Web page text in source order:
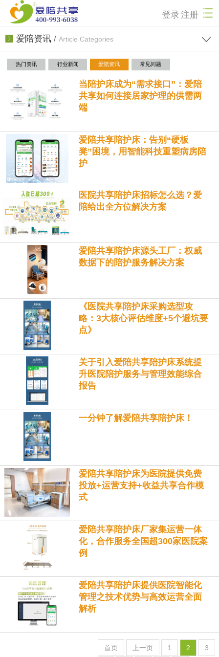
登录 注册
爱陪资讯 / Article Categories
热门资讯 行业新闻 爱陪资讯 常见问题
当陪护床成为“需求接口”：爱陪
共享如何连接居家护理的供需两
端
爱陪共享陪护床：告别“硬板
凳”困境，用智能科技重塑病房陪
护
医院共享陪护床招标怎么选？爱
陪给出全方位解决方案
爱陪共享陪护床源头工厂：权威
数据下的陪护服务解决方案
《医院共享陪护床采购选型攻
略：3大核心评估维度+5个避坑要
点》
关于引入爱陪共享陪护床系统提
升医院陪护服务与管理效能综合
报告
一分钟了解爱陪共享陪护床！
爱陪共享陪护床为医院提供免费
投放+运营支持+收益共享合作模
式
爱陪共享陪护床厂家集运营一体
化，合作服务全国超300家医院案
例
爱陪共享陪护床提供医院智能化
管理之技术优势与高效运营全面
解析
首页 上一页 1 2 3